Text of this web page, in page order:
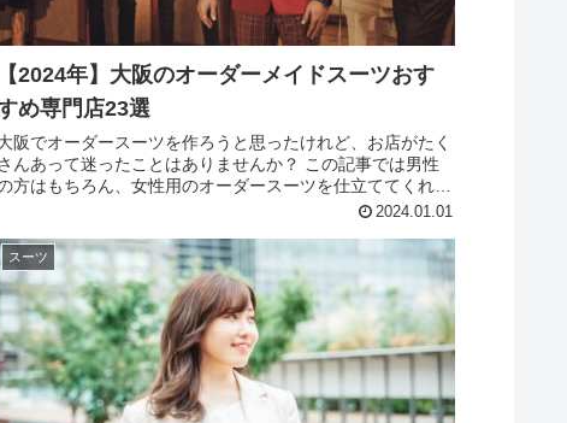
【2024年】大阪のオーダーメイドスーツおす
め専門店23選
阪でオーダースーツを作ろうと思ったけれど、お店がたく
んあって迷ったことはありませんか？ この記事では男性
方はもちろん、女性用のオーダースーツを仕立ててくれる
おすすめのお店も紹介していきます。 まずは「そもそもオ
2024.01.01
スーツ